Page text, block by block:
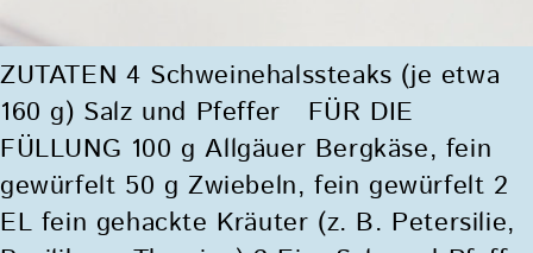
ZUTATEN 4 Schweinehalssteaks (je etwa
160 g) Salz und Pfeffer FÜR DIE
FÜLLUNG 100 g Allgäuer Bergkäse, fein
gewürfelt 50 g Zwiebeln, fein gewürfelt 2
EL fein gehackte Kräuter (z. B. Petersilie,